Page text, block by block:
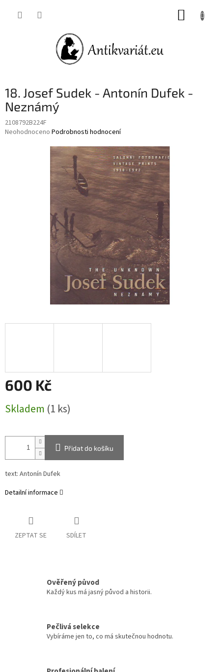
18. Josef Sudek - Antonín Dufek -
Neznámý
2108792B224F
Průměrné
Neohodnoceno Podrobnosti hodnocení
600 Kč
cena:
Skladem (1 ks)
Přidat do košíku
text: Antonín Dufek
Detailní informace
ZEPTAT SE SDÍLET
Ověřený původ
Každý kus má jasný původ a historii.
Pečlivá selekce
Vybíráme jen to, co má skutečnou hodnotu.